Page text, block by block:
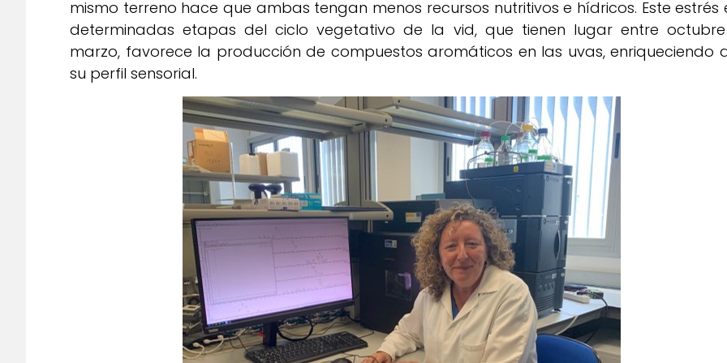
mismo terreno hace que ambas tengan menos recursos nutritivos e hídricos. Este estrés
determinadas etapas del ciclo vegetativo de la vid, que tienen lugar entre
marzo, favorece la producción de compuestos aromáticos en las uvas, enriqueciendo
su perfil sensorial.